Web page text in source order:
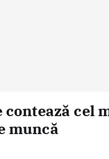
cel
muncă